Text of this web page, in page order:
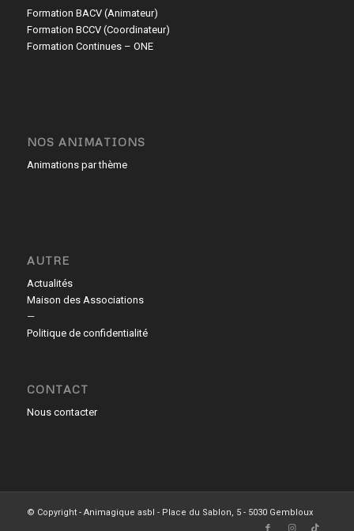
Formation BACV (Animateur)
Formation BCCV (Coordinateur)
Formation Continues – ONE
NOS ANIMATIONS
Animations par thème
AUTRE
Actualités
Maison des Associations
—
Politique de confidentialité
CONTACT
Nous contacter
© Copyright - Animagique asbl - Place du Sablon, 5 - 5030 Gembloux